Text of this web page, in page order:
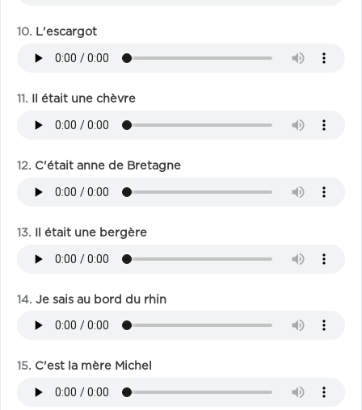
L'escargot
Il était une chèvre
C'était anne de Bretagne
Il était une bergère
Je sais au bord du rhin
C'est la mère Michel